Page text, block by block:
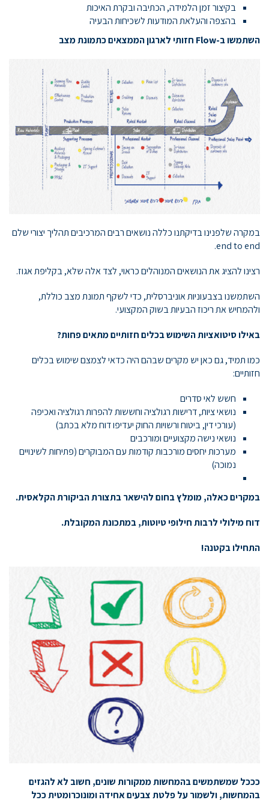
בקיצור זמן הלמידה, הכתיבה ובקרת האיכות
בהצפה והעלאת המודעות לשכיחות הבעיה
השתמשו ב-Flow חזותי לארגון הממצאים כתמונת מצב
במקרה שלפנינו בדיקתנו כללה נושאים רבים המרכיבים תהליך יצורי שלם
end to end.
רצינו להציג את הנושאים המנוהלים כראוי, לצד אלה שלא, בקליפת אגוז.
השתמשנו בצבעוניות אוניברסלית, כדי לשקף תמונת מצב כוללת,
ולהמחיש את ריכוז הבעיות בשוק המקצועי.
באילו סיטואציות השימוש בכלים חזותיים מתאים פחות?
כמו תמיד, גם כאן יש מקרים שבהם היה כדאי לצמצם שימוש בכלים
חזותיים:
חשש לאי סדרים
נושאי ציות, דרישות רגולציה וחששות להפרות רגולציה ואכיפה
(עורכי דין, ביטוח ורשויות החוק יעדיפו דוח מלא בכתב)
נושאי נישה מקצועיים ומורכבים
מערכות יחסים מורכבות קודמות עם המבוקרים (פתיחות לשינויים
נמוכה)
במקרים כאלה, מומלץ בחום להישאר בתצורת הביקורת הקלאסית.
דוח מילולי לרבות חילופי טיוטות, במתכונת המקובלת.
התחילו בקטנה!
כככל שמשתמשים בהמחשות ממקורות שונים, חשוב לא להגזים
בהמחשות, ולשמור על פלטת צבעים אחידה ומונוכרומטית ככל